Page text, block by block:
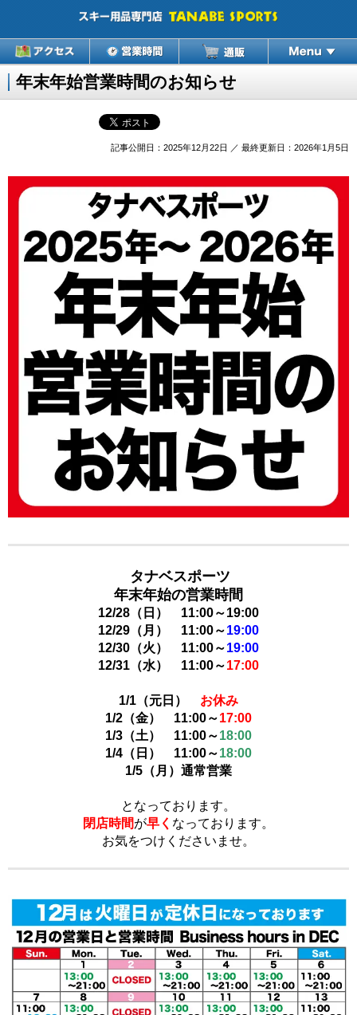
年末年始営業時間のお知らせ
記事公開日：2025年12月22日 ／ 最終更新日：2026年1月5日
タナベスポーツ
年末年始の営業時間
12/28（日） 11:00～19:00
12/29（月） 11:00～19:00
12/30（火） 11:00～19:00
12/31（水） 11:00～17:00
1/1（元日） お休み
1/2（金） 11:00～17:00
1/3（土） 11:00～18:00
1/4 （日） 11:00～18:00
1/5（月） 通常営業
となっております。
閉店時間が早く なっております。
お気をつけくださいませ。